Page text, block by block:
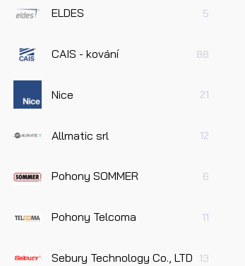
ELDES 5
CAIS - kování 88
Nice 21
Allmatic srl 12
Pohony SOMMER 6
Pohony Telcoma 11
Sebury Technology Co., LTD 13